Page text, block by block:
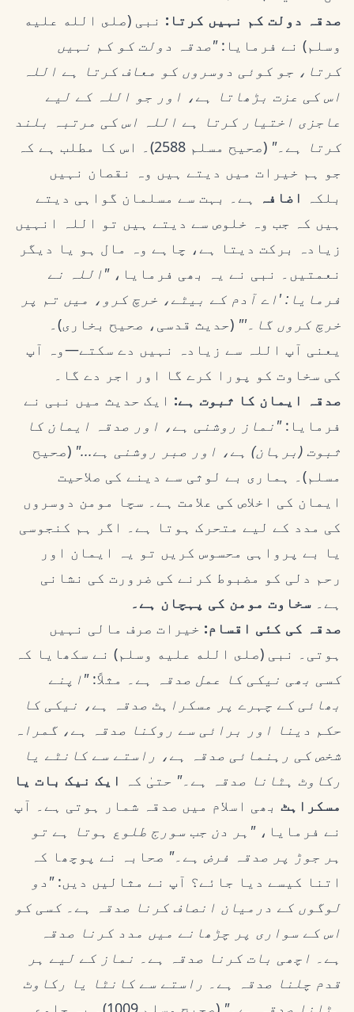
صدقہ دولت کم نہیں کرتا: نبی (صلى الله عليه
وسلم) نے فرمایا:"صدقہ دولت کو کم نہیں
کرتا، جو کوئی دوسروں کو معاف کرتا ہے اللہ
اس کی عزت بڑھاتا ہے، اور جو اللہ کے لیے
عاجزی اختیار کرتا ہے اللہ اس کی مرتبہ بلند
کرتا ہے۔"
(صحیح مسلم 2588)۔ اس کا مطلب ہے کہ
جو ہم خیرات میں دیتے ہیں وہ نقصان نہیں
بلکہ اضافہ
ہے۔ بہت سے مسلمان گواہی دیتے
ہیں کہ جب وہ خلوص سے دیتے ہیں تو اللہ انہیں
زیادہ برکت دیتا ہے، چاہے وہ مال ہو یا دیگر
نعمتیں۔ نبی نے یہ بھی فرمایا،"اللہ نے
فرمایا: 'اے آدم کے بیٹے، خرچ کرو، میں تم پر
خرچ کروں گا۔'" (حدیث قدسی، صحیح بخاری)۔
یعنی آپ اللہ سے زیادہ نہیں دے سکتے—وہ آپ
کی سخاوت کو پورا کرے گا اور اجر دے گا۔
صدقہ ایمان کا ثبوت ہے: ایک حدیث میں نبی نے
فرمایا:"نماز روشنی ہے، اور صدقہ ایمان کا
ثبوت (برہان) ہے، اور صبر روشنی ہے..." (صحیح
مسلم)۔ ہماری بے لوثی سے دینے کی صلاحیت
ایمان کی اخلاص کی علامت ہے۔ سچا مومن دوسروں
کی مدد کے لیے متحرک ہوتا ہے۔ اگر ہم کنجوسی
یا بے پرواہی محسوس کریں تو یہ ایمان اور
رحم دلی کو مضبوط کرنے کی ضرورت کی نشانی
ہے۔ سخاوت مومن کی پہچان ہے۔
صدقہ کی کئی اقسام: خیرات صرف مالی نہیں
ہوتی۔ نبی (صلى الله عليه وسلم) نے سکھایا کہ
کسی بھی نیکی کا عمل صدقہ ہے۔ مثلاً:"اپنے
بھائی کے چہرے پر مسکراہٹ صدقہ ہے، نیکی کا
حکم دینا اور برائی سے روکنا صدقہ ہے، گمراہ
شخص کی رہنمائی صدقہ ہے، راستے سے کانٹے یا
رکاوٹ ہٹانا صدقہ ہے۔" حتیٰ کہ ایک نیک بات یا
مسکراہٹ بھی اسلام میں صدقہ شمار ہوتی ہے۔ آپ
نے فرمایا،"ہر دن جب سورج طلوع ہوتا ہے تو
ہر جوڑ پر صدقہ فرض ہے۔" صحابہ نے پوچھا کہ
اتنا کیسے دیا جائے؟ آپ نے مثالیں دیں:"دو
لوگوں کے درمیان انصاف کرنا صدقہ ہے۔ کسی کو
اس کے سواری پر چڑھانے میں مدد کرنا صدقہ
ہے۔ اچھی بات کرنا صدقہ ہے۔ نماز کے لیے ہر
قدم چلنا صدقہ ہے۔ راستے سے کانٹا یا رکاوٹ
ہٹانا صدقہ ہے۔"
(صحیح مسلم 1009)۔ یہ جامع